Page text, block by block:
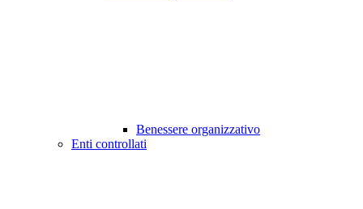
Benessere organizzativo
Enti controllati